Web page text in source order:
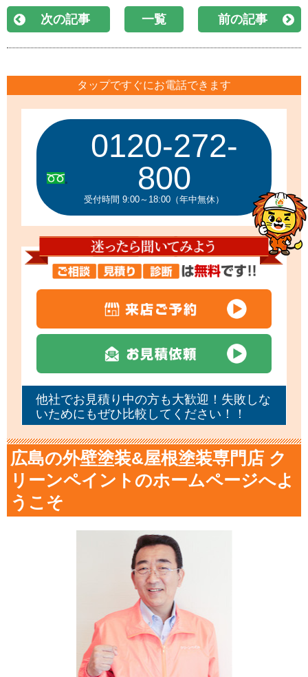
次の記事 一覧 前の記事
タップですぐにお電話できます
0120-272-
800
受付時間 9:00～18:00（年中無休）
他社でお見積り中の方も大歓迎！失敗しな
いためにもぜひ比較してください！！
広島の外壁塗装&屋根塗装専門店 ク
リーンペイントのホームページへよ
うこそ